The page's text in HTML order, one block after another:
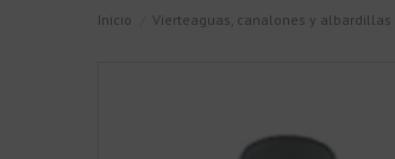
Inicio Vierteaguas, canalones y albardillas